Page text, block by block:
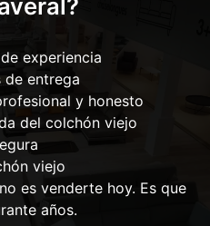
experiencia
de entrega
y honesto
del colchón viejo
viejo
es venderte hoy. Es que
años.